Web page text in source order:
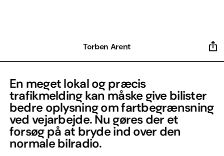
Torben Arent
En meget lokal og præcis
trafikmelding kan måske give bilister
bedre oplysning om fartbegrænsning
ved vejarbejde. Nu gøres der et
forsøg på at bryde ind over den
normale bilradio.